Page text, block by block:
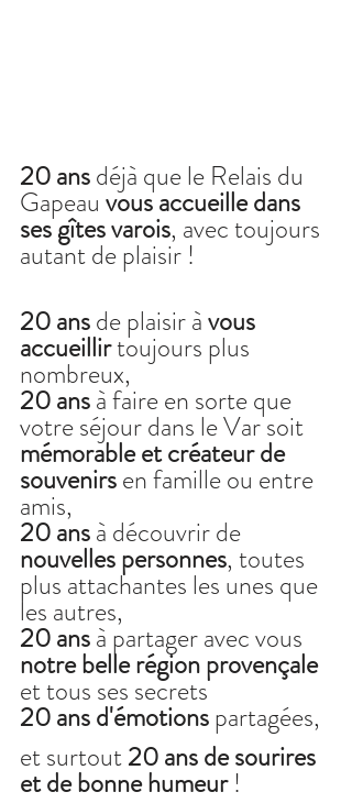
20 ans déjà que le Relais du
Gapeau vous accueille dans
ses gîtes varois, avec toujours
autant de plaisir !
20 ans de plaisir à vous
accueillir toujours plus
nombreux,
20 ans à faire en sorte que
votre séjour dans le Var soit
mémorable et créateur de
souvenirs en famille ou entre
amis,
20 ans à découvrir de
nouvelles personnes, toutes
plus attachantes les unes que
les autres,
20 ans à partager avec vous
notre belle région provençale
et tous ses secrets
20 ans d'émotions partagées,
et surtout 20 ans de sourires
et de bonne humeur !